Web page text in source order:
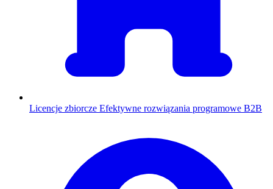
Licencje zbiorcze Efektywne rozwiązania programowe B2B